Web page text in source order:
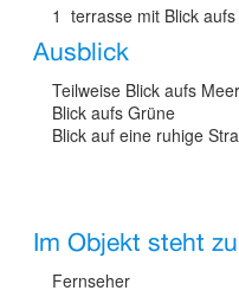
1 terrasse mit Blick
Ausblick
Teilweise Blick aufs Meer
Blick aufs Grüne
Blick auf eine ruhige
Im Objekt steht
Fernseher